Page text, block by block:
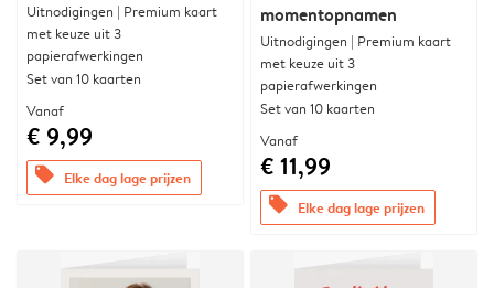
Uitnodigingen | Premium kaart
met keuze uit 3
papierafwerkingen
Set van 10 kaarten
Vanaf
€ 9,99
offers Elke dag lage prijzen
momentopnamen
Uitnodigingen | Premium kaart
met keuze uit 3
papierafwerkingen
Set van 10 kaarten
Vanaf
€ 11,99
offers Elke dag lage prijzen